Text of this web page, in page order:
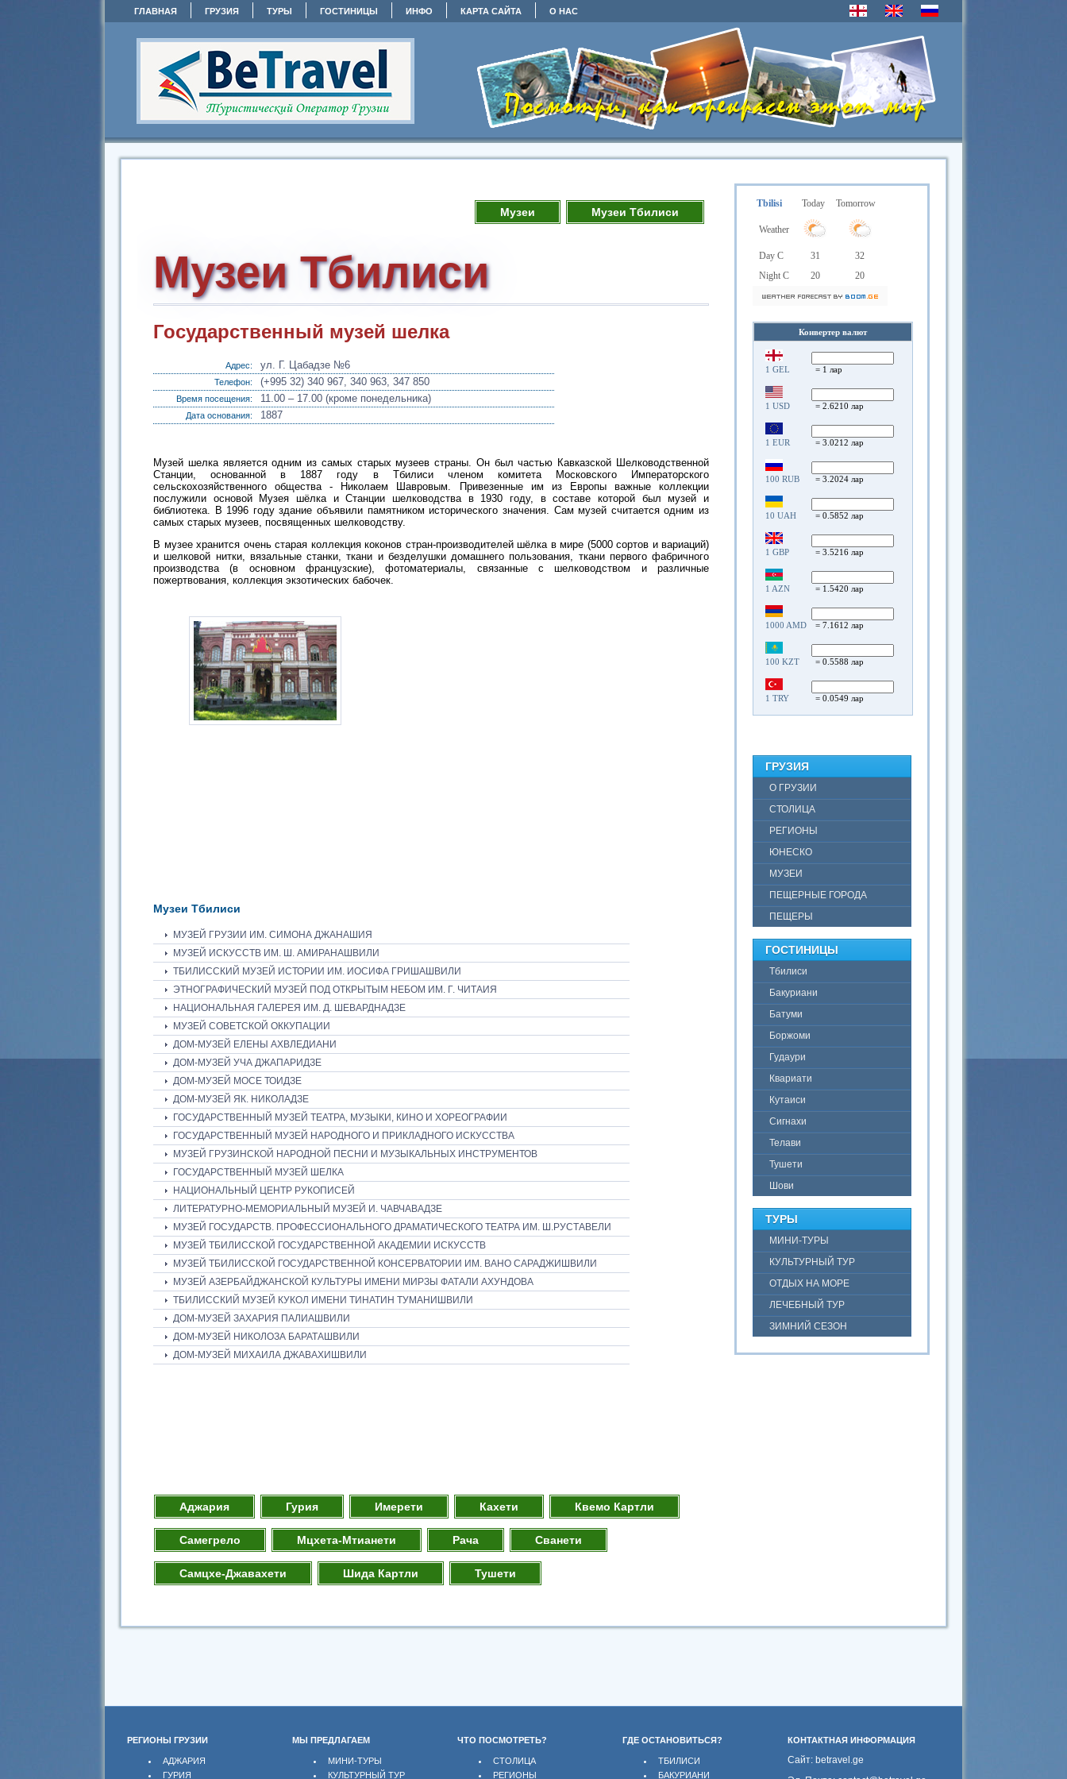
ГЛАВНАЯ ГРУЗИЯ ТУРЫ ГОСТИНИЦЫ ИНФО КАРТА САЙТА О НАС
Tbilisi Today Tomorrow
Weather
Day C 31
32
Night C
20 20
Конвертер валют
1 GEL = 1 лар
1 USD = 2.6210 лар
1 EUR = 3.0212 лар
100 RUB = 3.2024 лар
10 UAH = 0.5852 лар
1 GBP = 3.5216 лар
1 AZN = 1.5420 лар
1000 AMD = 7.1612 лар
100 KZT = 0.5588 лар
1 TRY = 0.0549 лар
ГРУЗИЯ
О ГРУЗИИ
СТОЛИЦА
РЕГИОНЫ
ЮНЕСКО
МУЗЕИ
ПЕЩЕРНЫЕ ГОРОДА
ПЕЩЕРЫ
ГОСТИНИЦЫ
Тбилиси
Бакуриани
Батуми
Боржоми
Гудаури
Квариати
Кутаиси
Сигнахи
Телави
Тушети
Шови
ТУРЫ
МИНИ-ТУРЫ
КУЛЬТУРНЫЙ ТУР
ОТДЫХ НА МОРЕ
ЛЕЧЕБНЫЙ ТУР
ЗИМНИЙ СЕЗОН
Музеи Музеи Тбилиси
Музеи Тбилиси
Государственный музей шелка
Адрес: ул. Г. Цабадзе №6
Телефон: (+995 32) 340 967, 340 963, 347 850
Время посещения: 11.00 – 17.00 (кроме понедельника)
Дата основания: 1887
Музей шелка является одним из самых старых музеев страны. Он был частью Кавказской Шелководственной
Станции, основанной в 1887 году в Тбилиси членом комитета Московского Императорского
сельскохозяйственного общества - Николаем Шавровым. Привезенные им из Европы важные коллекции
послужили основой Музея шёлка и Станции шелководства в 1930 году, в составе которой был музей и
библиотека. В 1996 году здание объявили памятником исторического значения. Сам музей считается одним из
самых старых музеев, посвященных шелководству.
В музее хранится очень старая коллекция коконов стран-производителей шёлка в мире (5000 сортов и вариаций)
и шелковой нитки, вязальные станки, ткани и безделушки домашнего пользования, ткани первого фабричного
производства (в основном французские), фотоматериалы, связанные с шелководством и различные
пожертвования, коллекция экзотических бабочек.
Музеи Тбилиси
МУЗЕЙ ГРУЗИИ ИМ. СИМОНА ДЖАНАШИЯ
МУЗЕЙ ИСКУССТВ ИМ. Ш. АМИРАНАШВИЛИ
ТБИЛИССКИЙ МУЗЕЙ ИСТОРИИ ИМ. ИОСИФА ГРИШАШВИЛИ
ЭТНОГРАФИЧЕСКИЙ МУЗЕЙ ПОД ОТКРЫТЫМ НЕБОМ ИМ. Г. ЧИТАИЯ
НАЦИОНАЛЬНАЯ ГАЛЕРЕЯ ИМ. Д. ШЕВАРДНАДЗЕ
МУЗЕЙ СОВЕТСКОЙ ОККУПАЦИИ
ДОМ-МУЗЕЙ ЕЛЕНЫ АХВЛЕДИАНИ
ДОМ-МУЗЕЙ УЧА ДЖАПАРИДЗЕ
ДОМ-МУЗЕЙ МОСЕ ТОИДЗЕ
ДОМ-МУЗЕЙ ЯК. НИКОЛАДЗЕ
ГОСУДАРСТВЕННЫЙ МУЗЕЙ ТЕАТРА, МУЗЫКИ, КИНО И ХОРЕОГРАФИИ
ГОСУДАРСТВЕННЫЙ МУЗЕЙ НАРОДНОГО И ПРИКЛАДНОГО ИСКУССТВА
МУЗЕЙ ГРУЗИНСКОЙ НАРОДНОЙ ПЕСНИ И МУЗЫКАЛЬНЫХ ИНСТРУМЕНТОВ
ГОСУДАРСТВЕННЫЙ МУЗЕЙ ШЕЛКА
НАЦИОНАЛЬНЫЙ ЦЕНТР РУКОПИСЕЙ
ЛИТЕРАТУРНО-МЕМОРИАЛЬНЫЙ МУЗЕЙ И. ЧАВЧАВАДЗЕ
МУЗЕЙ ГОСУДАРСТВ. ПРОФЕССИОНАЛЬНОГО ДРАМАТИЧЕСКОГО ТЕАТРА ИМ. Ш.РУСТАВЕЛИ
МУЗЕЙ ТБИЛИССКОЙ ГОСУДАРСТВЕННОЙ АКАДЕМИИ ИСКУССТВ
МУЗЕЙ ТБИЛИССКОЙ ГОСУДАРСТВЕННОЙ КОНСЕРВАТОРИИ ИМ. ВАНО САРАДЖИШВИЛИ
МУЗЕЙ АЗЕРБАЙДЖАНСКОЙ КУЛЬТУРЫ ИМЕНИ МИРЗЫ ФАТАЛИ АХУНДОВА
ТБИЛИССКИЙ МУЗЕЙ КУКОЛ ИМЕНИ ТИНАТИН ТУМАНИШВИЛИ
ДОМ-МУЗЕЙ ЗАХАРИЯ ПАЛИАШВИЛИ
ДОМ-МУЗЕЙ НИКОЛОЗА БАРАТАШВИЛИ
ДОМ-МУЗЕЙ МИХАИЛА ДЖАВАХИШВИЛИ
Аджария Гурия Имерети Кахети Квемо Картли
Самегрело Мцхета-Мтианети Рача Сванети
Самцхе-Джавахети Шида Картли Тушети
РЕГИОНЫ ГРУЗИИ МЫ ПРЕДЛАГАЕМ ЧТО ПОСМОТРЕТЬ? ГДЕ ОСТАНОВИТЬСЯ? КОНТАКТНАЯ ИНФОРМАЦИЯ
АДЖАРИЯ
ГУРИЯ
МИНИ-ТУРЫ
КУЛЬТУРНЫЙ ТУР
СТОЛИЦА
РЕГИОНЫ
ТБИЛИСИ
БАКУРИАНИ
Сайт: betravel.ge